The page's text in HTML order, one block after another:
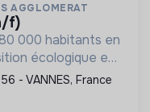
AGGLOMERAT
f)
000 habitants en
écologique et
des achats
verte.
56 - VANNES, France